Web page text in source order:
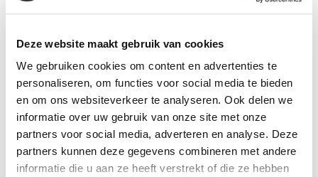
Deze website maakt gebruik van cookies
We gebruiken cookies om content en advertenties te
personaliseren, om functies voor social media te bieden
en om ons websiteverkeer te analyseren. Ook delen we
informatie over uw gebruik van onze site met onze
partners voor social media, adverteren en analyse. Deze
partners kunnen deze gegevens combineren met andere
informatie die u aan ze heeft verstrekt of die ze hebben
ballonnen decoratie met heliumballonnen,
en ballonnen decoraties door heel Nederland.
Onder andere: Noord-Holland, Zuid-Holland,
Utrecht, Flevoland, Gelderland, Overijssel, Noord
Brabant, Drenthe, Friesland, Groningen, Limburg
en Zeeland.Daarin begrepen alle grote steden als
Amsterdam, Rotterdam, Utrecht, Lelystad, Den
Bosch, Den Haag en ga zo door. Dus kijk snel op